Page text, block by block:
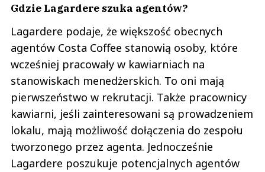
Gdzie Lagardere szuka agentów?
Lagardere podaje, że większość obecnych
agentów Costa Coffee stanowią osoby, które
wcześniej pracowały w kawiarniach na
stanowiskach menedżerskich. To oni mają
pierwszeństwo w rekrutacji. Także pracownicy
kawiarni, jeśli zainteresowani są prowadzeniem
lokalu, mają możliwość dołączenia do zespołu
tworzonego przez agenta. Jednocześnie
Lagardere poszukuje potencjalnych agentów